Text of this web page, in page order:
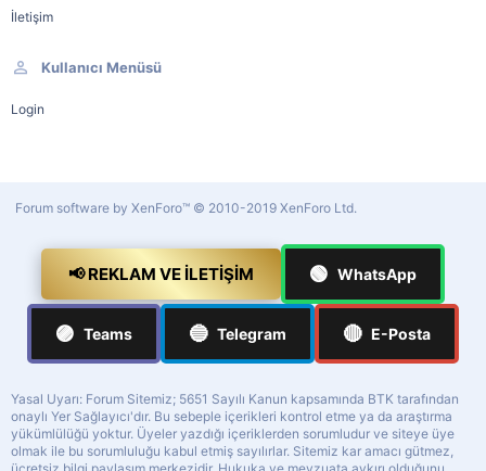
İletişim
Kullanıcı Menüsü
Login
Forum software by XenForo™ © 2010-2019 XenForo Ltd.
📢 REKLAM VE İLETIŞIM 🟢 WhatsApp
🟣 Teams 🔵 Telegram 🔴 E-Posta
Yasal Uyarı: Forum Sitemiz; 5651 Sayılı Kanun kapsamında BTK tarafından
onaylı Yer Sağlayıcı'dır. Bu sebeple içerikleri kontrol etme ya da araştırma
yükümlülüğü yoktur. Üyeler yazdığı içeriklerden sorumludur ve siteye üye
olmak ile bu sorumluluğu kabul etmiş sayılırlar. Sitemiz kar amacı gütmez,